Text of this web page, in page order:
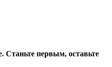
Станьте первым, оставьте